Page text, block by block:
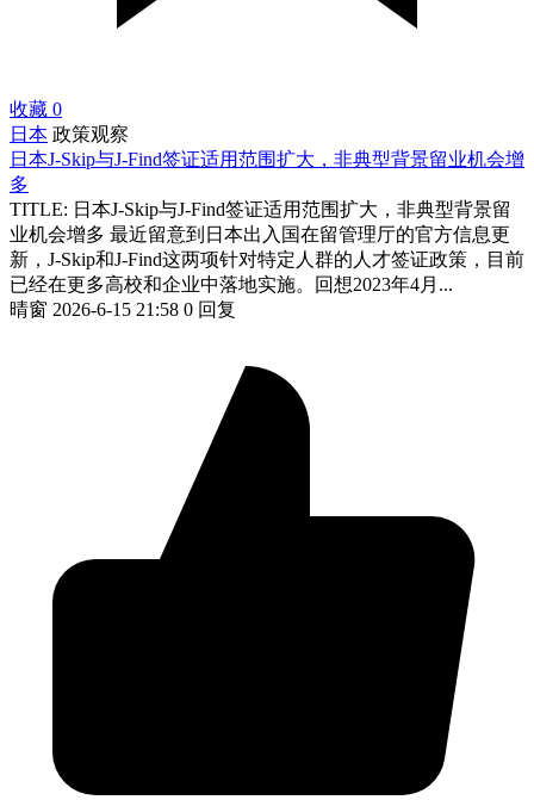
收藏 0
日本 政策观察
日本J-Skip与J-Find签证适用范围扩大，非典型背景留业机会增
多
TITLE: 日本J-Skip与J-Find签证适用范围扩大，非典型背景留
业机会增多 最近留意到日本出入国在留管理厅的官方信息更
新，J-Skip和J-Find这两项针对特定人群的人才签证政策，目前
已经在更多高校和企业中落地实施。回想2023年4月...
晴窗 2026-6-15 21:58 0 回复